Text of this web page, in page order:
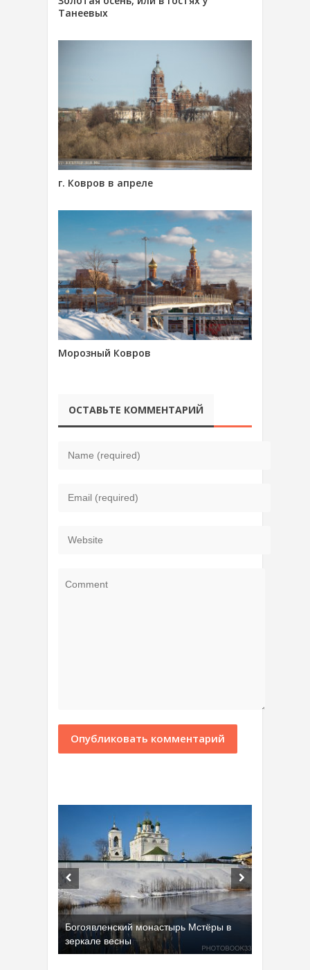
Танеевых
г. Ковров в апреле
Морозный Ковров
ОСТАВЬТЕ КОММЕНТАРИЙ
Богоявленский монастырь Мстёры в
зеркале весны